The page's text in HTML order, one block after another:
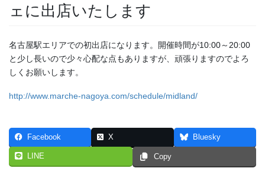
ェに出店いたします
名古屋駅エリアでの初出店になります。開催時間が10:00～20:00
と少し長いので少々心配な点もありますが、頑張りますのでよろ
しくお願いします。
http://www.marche-nagoya.com/schedule/midland/
Facebook X Bluesky
LINE Copy